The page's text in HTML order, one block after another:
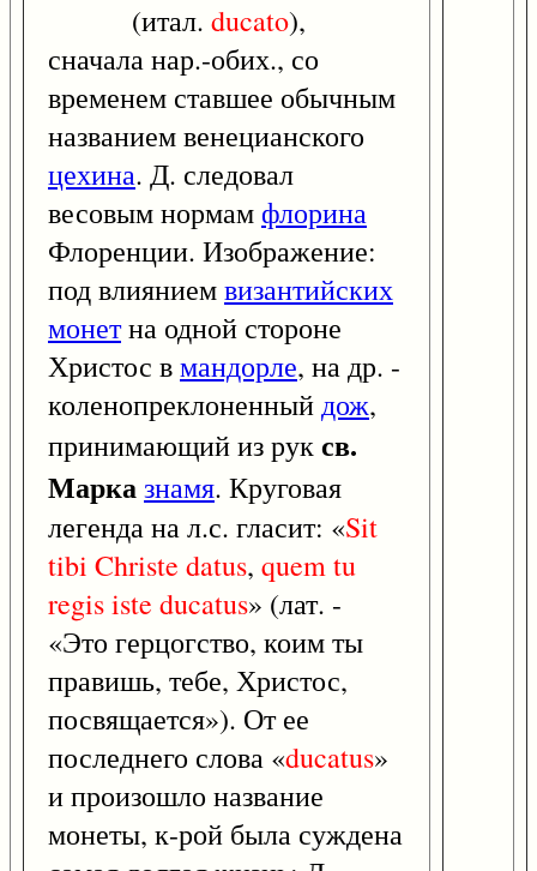
(итал. ducato),
сначала нар.-обих., со
временем ставшее обычным
названием венецианского
цехина. Д. следовал
весовым нормамфлорина
Флоренции. Изображение:
под влияниемвизантийских
монетна одной стороне
Христос вмандорле, на др. -
коленопреклоненныйдож,
принимающий из руксв.
Марказнамя. Круговая
легенда на л.с. гласит: «Sit
tibi Christe datus, quemtu
regisiste ducatus» (лат. -
«Это герцогство, коим ты
правишь, тебе, Христос,
посвящается»). От ее
последнего слова «ducatus»
и произошло название
монеты, к-рой была суждена